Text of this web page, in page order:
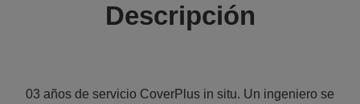
Descripción
03 años de servicio CoverPlus in situ. Un ingeniero se